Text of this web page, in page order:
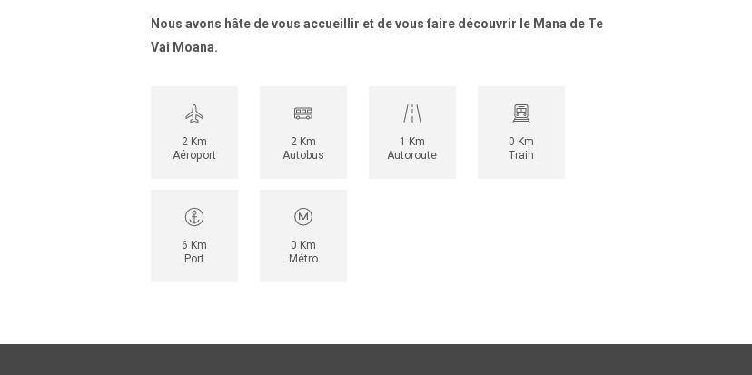
Nous avons hâte de vous accueillir et de vous faire découvrir le Mana de Te
Vai Moana.
2 Km
Aéroport
2 Km
Autobus
1 Km
Autoroute
0 Km
Train
6 Km
Port
0 Km
Métro